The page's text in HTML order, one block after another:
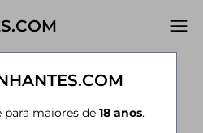
para maiores de 18 anos.